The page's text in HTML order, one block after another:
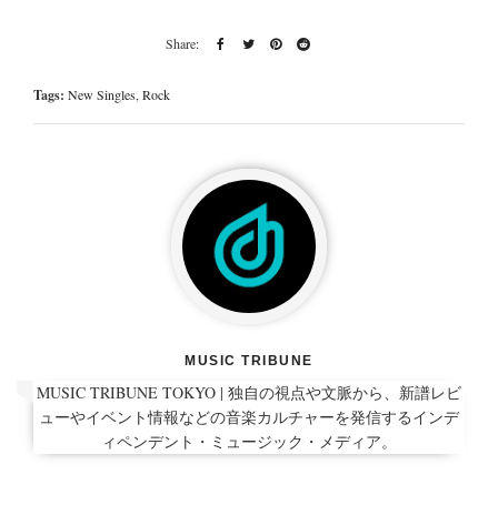
Tags: New Singles,Rock
MUSIC TRIBUNE
MUSIC TRIBUNE TOKYO | 独自の視点や文脈から、新譜レビ
ューやイベント情報などの音楽カルチャーを発信するインデ
ィペンデント・ミュージック・メディア。